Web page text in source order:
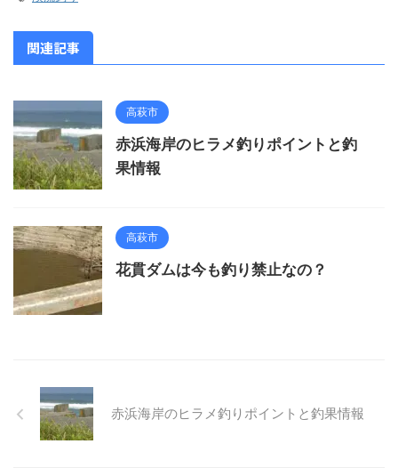
関連記事
高萩市
赤浜海岸のヒラメ釣りポイントと釣
果情報
高萩市
花貫ダムは今も釣り禁止なの？
赤浜海岸のヒラメ釣りポイントと釣果情報